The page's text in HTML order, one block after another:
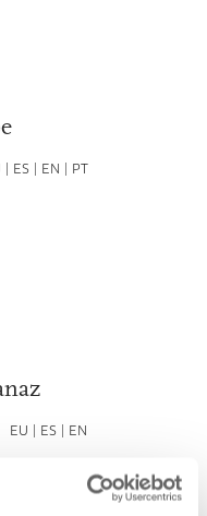
| ES | EN | PT
EU | ES | EN